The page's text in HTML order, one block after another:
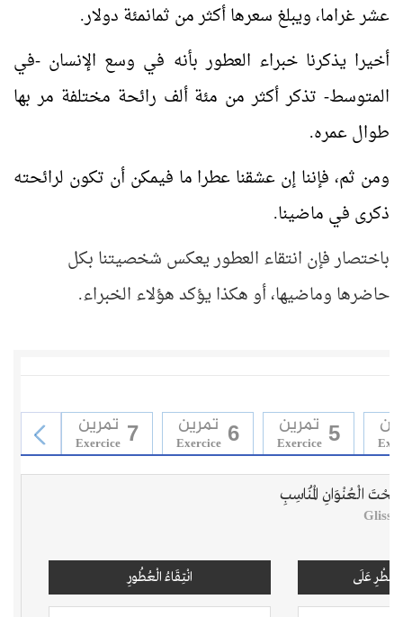
عشر غراما، ويبلغ سعرها أكثر من ثمانمئة دولار.
أخيرا يذكرنا خبراء العطور بأنه في وسع الإنسان -في
المتوسط- تذكر أكثر من مئة ألف رائحة مختلفة مر بها
طوال عمره.
ومن ثم، فإننا إن عشقنا عطرا ما فيمكن أن تكون لرائحته
ذكرى في ماضينا.
باختصار فإن انتقاء العطور يعكس شخصيتنا بكل
حاضرها وماضيها، أو هكذا يؤكد هؤلاء الخبراء.